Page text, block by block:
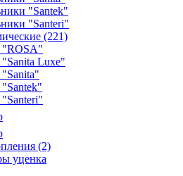
"Santek"
"Santeri"
(221)
"ROSA"
Luxe"
(2)
уценка